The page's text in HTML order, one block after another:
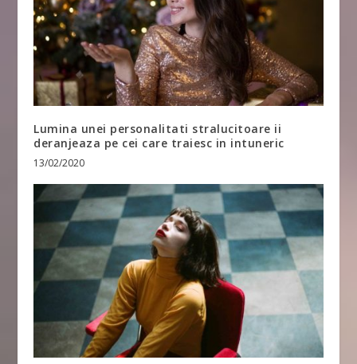
Lumina unei personalitati stralucitoare ii
deranjeaza pe cei care traiesc in intuneric
13/02/2020